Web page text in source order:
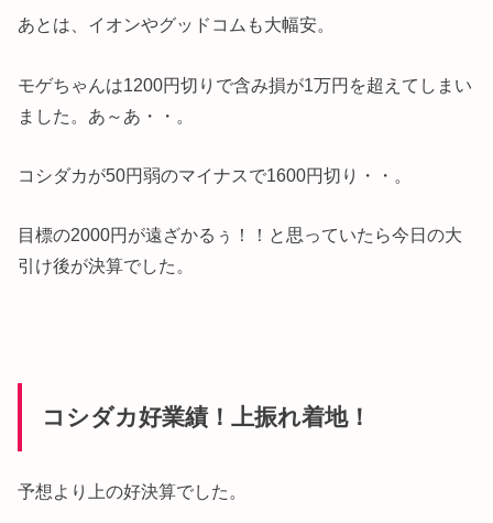
あとは、イオンやグッドコムも大幅安。
モゲちゃんは1200円切りで含み損が1万円を超えてしまい
ました。あ～あ・・。
コシダカが50円弱のマイナスで1600円切り・・。
目標の2000円が遠ざかるぅ！！と思っていたら今日の大
引け後が決算でした。
コシダカ好業績！上振れ着地！
予想より上の好決算でした。